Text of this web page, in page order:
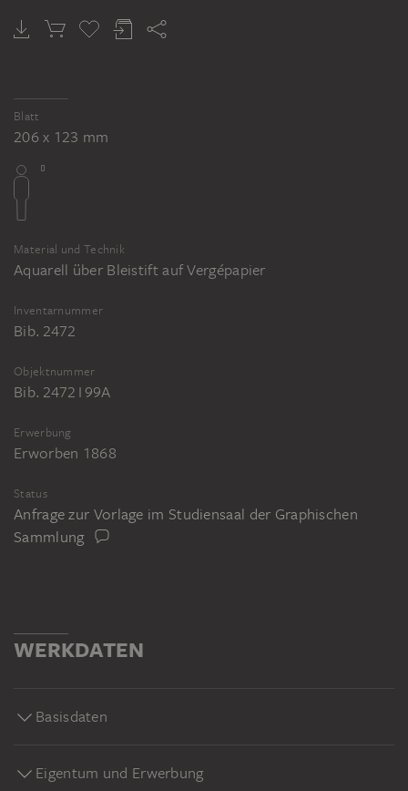
Blatt
206 x 123 mm
Material und Technik
Aquarell über Bleistift auf Vergépapier
Inventarnummer
Bib. 2472
Objektnummer
Bib. 2472 I 99A
Erwerbung
Erworben 1868
Status
Anfrage zur Vorlage im Studiensaal der Graphischen
Sammlung
WERKDATEN
Basisdaten
Eigentum und Erwerbung